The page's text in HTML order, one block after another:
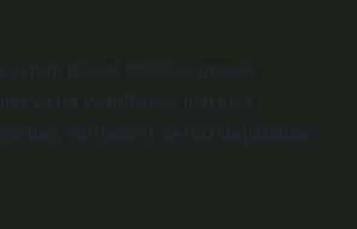
uygun görsel tablolar, gerçek
ya da WordPress için kısa
sürümünü de hazırlayabilirim.